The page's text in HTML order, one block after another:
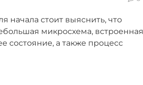
начала стоит выяснить, что
микросхема, встроенная
состояние, а также процесс